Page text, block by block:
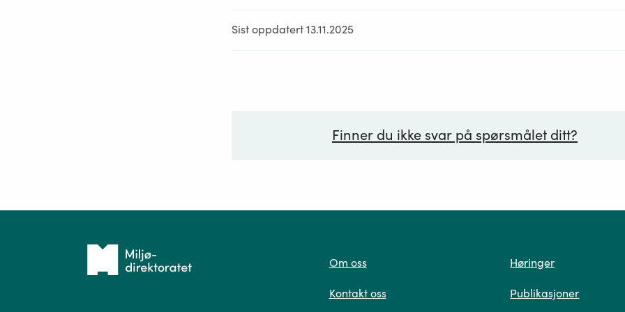
Sist oppdatert 13.11.2025
Finner du ikke svar på spørsmålet ditt?
Tilbake
Om oss
Kontakt oss
Høringer
Publikasjoner